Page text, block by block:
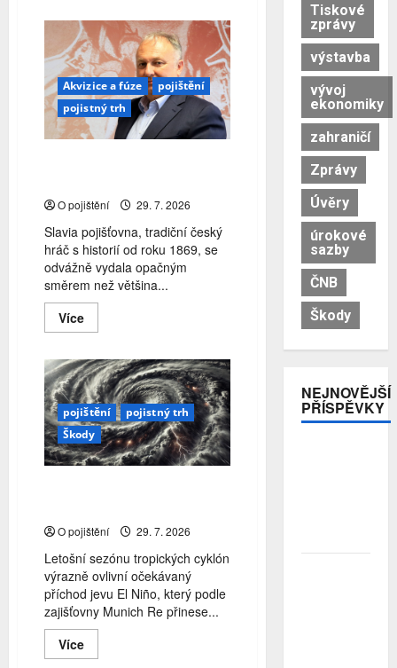
pojistitelé
se
úspěšně
vyrovnali
s
přírodní
katastrofou
v
Blattenu
Akvizice a fúze
pojištění
pojistný trh
O pojištění 29. 7. 2026
Slavia pojišťovna, tradiční český
hráč s historií od roku 1869, se
odvážně vydala opačným
směrem než většina...
VíceRead
more
Slavia
pokračuje
v
expanzi
na
nizozemský
trh
pojištění
pojistný trh
Škody
O pojištění 29. 7. 2026
Letošní sezónu tropických cyklón
výrazně ovlivní očekávaný
příchod jevu El Niño, který podle
zajišťovny Munich Re přinese...
VíceRead
more
Tiskové
zprávy
výstavba
vývoj
ekonomiky
zahraničí
Zprávy
Úvěry
úrokové
sazby
ČNB
Škody
NEJNOVĚJŠÍ
PŘÍSPĚVKY